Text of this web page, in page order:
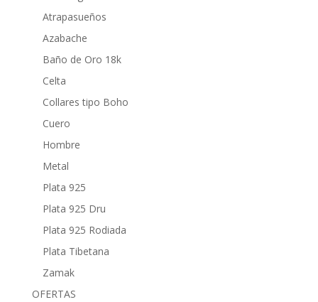
Atrapasueños
Azabache
Baño de Oro 18k
Celta
Collares tipo Boho
Cuero
Hombre
Metal
Plata 925
Plata 925 Dru
Plata 925 Rodiada
Plata Tibetana
Zamak
OFERTAS